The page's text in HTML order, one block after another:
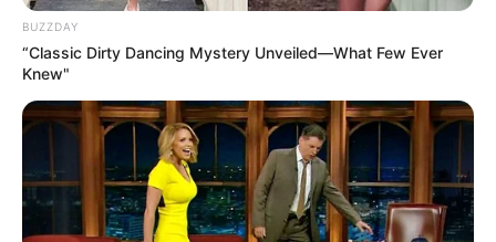
Planetenweg. Informationen unterwww.rees-erlebe
n.de
eine auffällige Barockanlage, die aus einer
mittelalterlichen Burg hervorging und seit 1850 vom
Orden der Töchter vom heiligen Kreuz als Kloster
geführt wird. Informationen unterwww.hausaspel.de.
Schloss Wissen - Ein aus Haupthaus, Kapelle und
BUZZDAY
“Classic Dirty Dancing Mystery Unveiled—What Few Ever
Knew"